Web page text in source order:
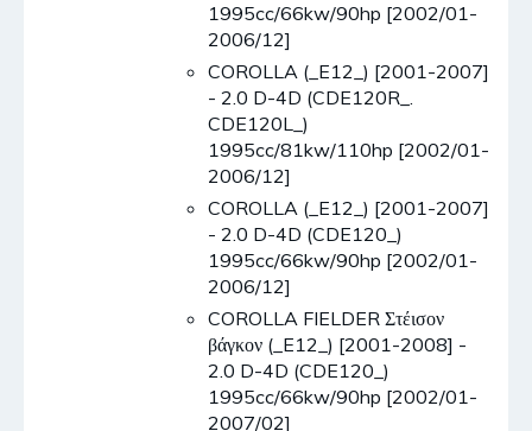
1995cc/66kw/90hp [2002/01-
2006/12]
COROLLA (_E12_) [2001-2007]
- 2.0 D-4D (CDE120R_.
CDE120L_)
1995cc/81kw/110hp [2002/01-
2006/12]
COROLLA (_E12_) [2001-2007]
- 2.0 D-4D (CDE120_)
1995cc/66kw/90hp [2002/01-
2006/12]
COROLLA FIELDER Στέισον
βάγκον (_E12_) [2001-2008] -
2.0 D-4D (CDE120_)
1995cc/66kw/90hp [2002/01-
2007/02]